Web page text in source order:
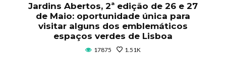
Jardins Abertos, 2ª edição de 26 e 27
de Maio: oportunidade única para
visitar alguns dos emblemáticos
espaços verdes de Lisboa
17875 1.51K